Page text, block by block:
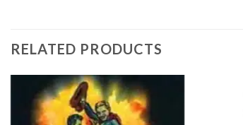
RELATED PRODUCTS